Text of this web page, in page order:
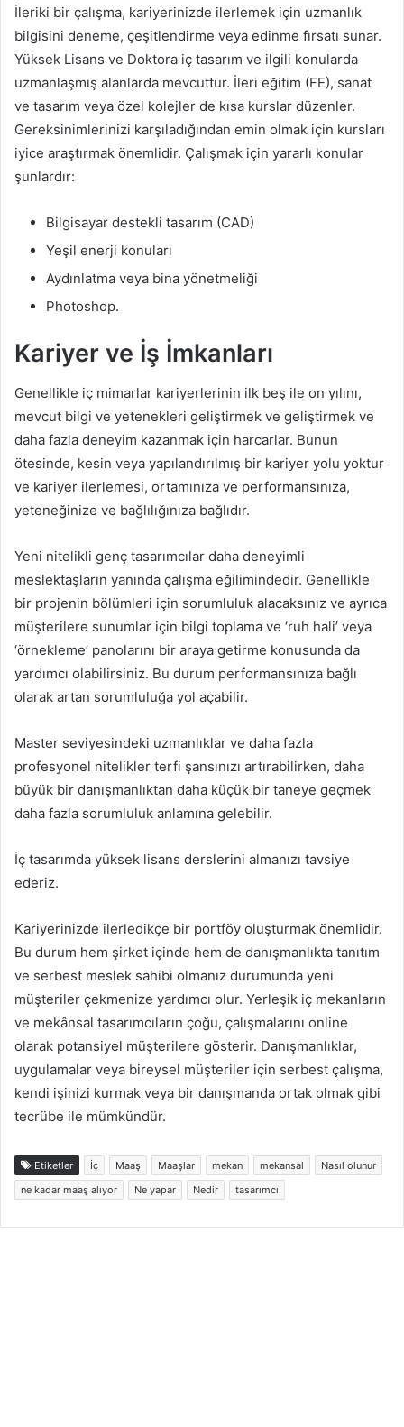
İleriki bir çalışma, kariyerinizde ilerlemek için uzmanlık
bilgisini deneme, çeşitlendirme veya edinme fırsatı sunar.
Yüksek Lisans ve Doktora iç tasarım ve ilgili konularda
uzmanlaşmış alanlarda mevcuttur. İleri eğitim (FE), sanat
ve tasarım veya özel kolejler de kısa kurslar düzenler.
Gereksinimlerinizi karşıladığından emin olmak için kursları
iyice araştırmak önemlidir. Çalışmak için yararlı konular
şunlardır:
Bilgisayar destekli tasarım (CAD)
Yeşil enerji konuları
Aydınlatma veya bina yönetmeliği
Photoshop.
Kariyer ve İş İmkanları
Genellikle iç mimarlar kariyerlerinin ilk beş ile on yılını,
mevcut bilgi ve yetenekleri geliştirmek ve geliştirmek ve
daha fazla deneyim kazanmak için harcarlar. Bunun
ötesinde, kesin veya yapılandırılmış bir kariyer yolu yoktur
ve kariyer ilerlemesi, ortamınıza ve performansınıza,
yeteneğinize ve bağlılığınıza bağlıdır.
Yeni nitelikli genç tasarımcılar daha deneyimli
meslektaşların yanında çalışma eğilimindedir. Genellikle
bir projenin bölümleri için sorumluluk alacaksınız ve ayrıca
müşterilere sunumlar için bilgi toplama ve ‘ruh hali’ veya
‘örnekleme’ panolarını bir araya getirme konusunda da
yardımcı olabilirsiniz. Bu durum performansınıza bağlı
olarak artan sorumluluğa yol açabilir.
Master seviyesindeki uzmanlıklar ve daha fazla
profesyonel nitelikler terfi şansınızı artırabilirken, daha
büyük bir danışmanlıktan daha küçük bir taneye geçmek
daha fazla sorumluluk anlamına gelebilir.
İç tasarımda yüksek lisans derslerini almanızı tavsiye
ederiz.
Kariyerinizde ilerledikçe bir portföy oluşturmak önemlidir.
Bu durum hem şirket içinde hem de danışmanlıkta tanıtım
ve serbest meslek sahibi olmanız durumunda yeni
müşteriler çekmenize yardımcı olur. Yerleşik iç mekanların
ve mekânsal tasarımcıların çoğu, çalışmalarını online
olarak potansiyel müşterilere gösterir. Danışmanlıklar,
uygulamalar veya bireysel müşteriler için serbest çalışma,
kendi işinizi kurmak veya bir danışmanda ortak olmak gibi
tecrübe ile mümkündür.
Etiketler İç Maaş Maaşlar mekan mekansal
Nasıl olunur
ne kadar maaş alıyor
Ne yapar Nedir tasarımcı